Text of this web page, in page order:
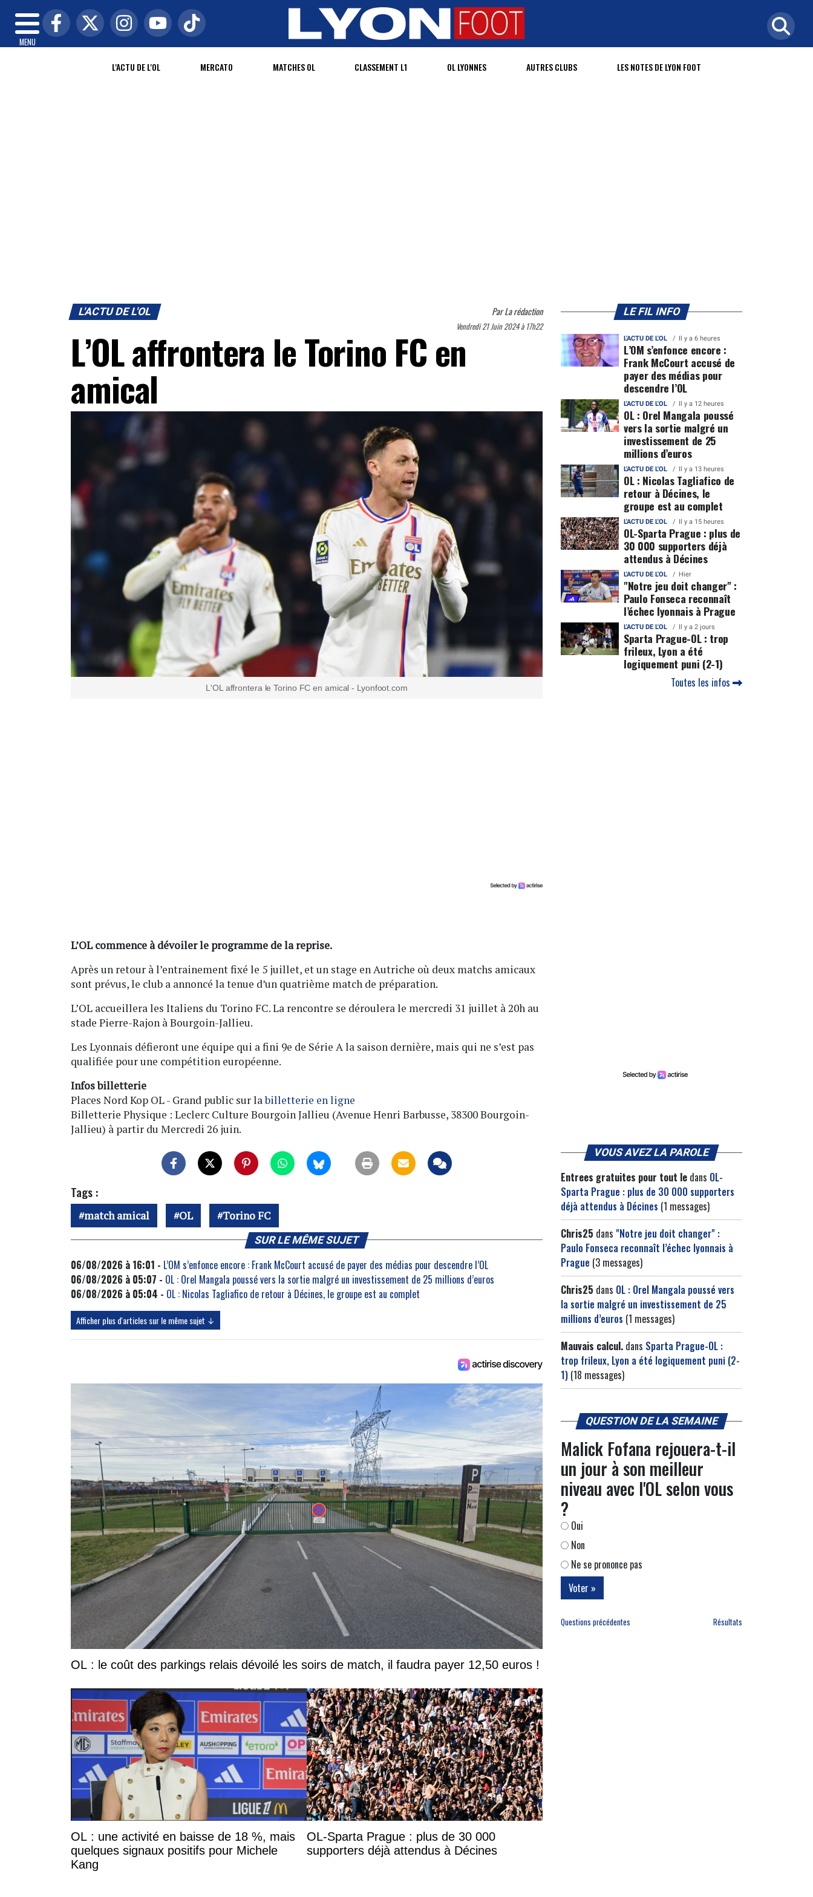
MENU
L'ACTU DE L'OL MERCATO MATCHES OL CLASSEMENT L1 OL LYONNES AUTRES CLUBS LES NOTES DE LYON FOOT
L'ACTU DE L'OL ParLa rédaction
Vendredi 21 Juin 2024 à 17h22
L’OL affrontera le Torino FC en
amical
L'OL affrontera le Torino FC en amical - Lyonfoot.com
L’OL commence à dévoiler le programme de la reprise.
Après un retour à l’entrainement fixé le 5 juillet, et un stage en Autriche où deux matchs amicaux
sont prévus, le club a annoncé la tenue d’un quatrième match de préparation.
L’OL accueillera les Italiens du Torino FC. La rencontre se déroulera le mercredi 31 juillet à 20h au
stade Pierre-Rajon à Bourgoin-Jallieu.
Les Lyonnais défieront une équipe qui a fini 9e de Série A la saison dernière, mais qui ne s’est pas
qualifiée pour une compétition européenne.
Infos billetterie
Places Nord Kop OL - Grand public sur labilletterie en ligne
Billetterie Physique : Leclerc Culture Bourgoin Jallieu (Avenue Henri Barbusse, 38300 Bourgoin-
Jallieu) à partir du Mercredi 26 juin.
Tags :
match amical OL Torino FC
SUR LE MÊME SUJET
06/08/2026 à 16:01 - L’OM s’enfonce encore : Frank McCourt accusé de payer des médias pour descendre l’OL
06/08/2026 à 05:07 - OL : Orel Mangala poussé vers la sortie malgré un investissement de 25 millions d’euros
06/08/2026 à 05:04 - OL : Nicolas Tagliafico de retour à Décines, le groupe est au complet
Afficher plus d'articles sur le même sujet ↓
OL : le coût des parkings relais dévoilé les soirs de match, il faudra payer 12,50 euros !
OL : une activité en baisse de 18 %, mais
quelques signaux positifs pour Michele
Kang
OL-Sparta Prague : plus de 30 000
supporters déjà attendus à Décines
LE FIL INFO
L'ACTU DE L'OL Il y a 6 heures
L’OM s’enfonce encore :
Frank McCourt accusé de
payer des médias pour
descendre l’OL
L'ACTU DE L'OL Il y a 12 heures
OL : Orel Mangala poussé
vers la sortie malgré un
investissement de 25
millions d’euros
L'ACTU DE L'OL Il y a 13 heures
OL : Nicolas Tagliafico de
retour à Décines, le
groupe est au complet
L'ACTU DE L'OL Il y a 15 heures
OL-Sparta Prague : plus de
30 000 supporters déjà
attendus à Décines
L'ACTU DE L'OL Hier
"Notre jeu doit changer" :
Paulo Fonseca reconnaît
l’échec lyonnais à Prague
L'ACTU DE L'OL Il y a 2 jours
Sparta Prague-OL : trop
frileux, Lyon a été
logiquement puni (2-1)
Toutes les infos
VOUS AVEZ LA PAROLE
Entrees gratuites pour tout le dans OL-
Sparta Prague : plus de 30 000 supporters
déjà attendus à Décines (1 messages)
Chris25 dans "Notre jeu doit changer" :
Paulo Fonseca reconnaît l’échec lyonnais à
Prague (3 messages)
Chris25 dans OL : Orel Mangala poussé vers
la sortie malgré un investissement de 25
millions d’euros (1 messages)
Mauvais calcul. dans Sparta Prague-OL :
trop frileux, Lyon a été logiquement puni (2-
1) (18 messages)
QUESTION DE LA SEMAINE
Malick Fofana rejouera-t-il
un jour à son meilleur
niveau avec l'OL selon vous
?
Oui
Non
Ne se prononce pas
Questions précédentes Résultats